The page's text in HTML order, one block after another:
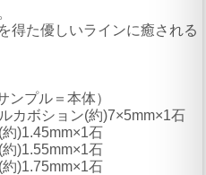
得た優しいラインに癒される
ンプル＝本体）
カボション(約)7×5mm×1石
)1.45mm×1石
)1.55mm×1石
)1.75mm×1石